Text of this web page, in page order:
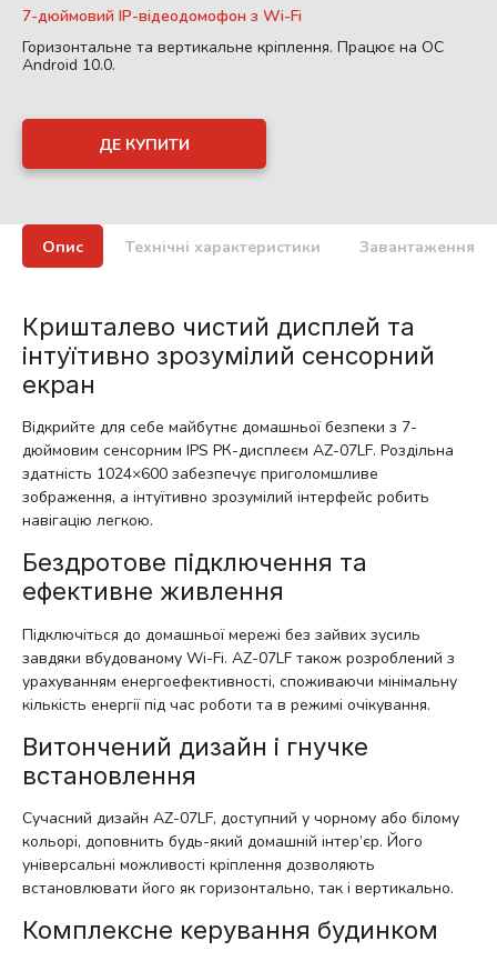
7-дюймовий IP-відеодомофон з Wi-Fi
Горизонтальне та вертикальне кріплення. Працює на ОС
Android 10.0.
ДЕ КУПИТИ
Опис Технічні характеристики Завантаження
Кришталево чистий дисплей та
інтуїтивно зрозумілий сенсорний
екран
Відкрийте для себе майбутнє домашньої безпеки з 7-
дюймовим сенсорним IPS РК-дисплеєм AZ-07LF. Роздільна
здатність 1024×600 забезпечує приголомшливе
зображення, а інтуїтивно зрозумілий інтерфейс робить
навігацію легкою.
Бездротове підключення та
ефективне живлення
Підключіться до домашньої мережі без зайвих зусиль
завдяки вбудованому Wi-Fi. AZ-07LF також розроблений з
урахуванням енергоефективності, споживаючи мінімальну
кількість енергії під час роботи та в режимі очікування.
Витончений дизайн і гнучке
встановлення
Сучасний дизайн AZ-07LF, доступний у чорному або білому
кольорі, доповнить будь-який домашній інтер’єр. Його
універсальні можливості кріплення дозволяють
встановлювати його як горизонтально, так і вертикально.
Комплексне керування будинком